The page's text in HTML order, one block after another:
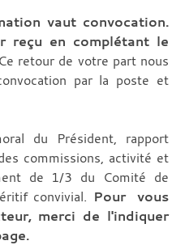
vaut convocation.
reçu en complétant le
Ce retour de votre part nous
par la poste et
du Président, rapport
commissions, activité et
de 1/3 du Comité de
convivial. Pour vous
merci de l'indiquer